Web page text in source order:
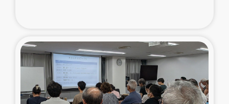
漁民によるマングローブ植林活動
レバノンでのシリア難民への食糧・越冬支援